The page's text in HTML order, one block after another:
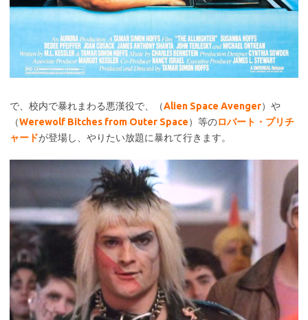
で、校内で暴れまわる悪漢役で、（Alien Space Avenger）や
（Werewolf Bitches from Outer Space）等のロバート・プリチ
ャードが登場し、やりたい放題に暴れて行きます。